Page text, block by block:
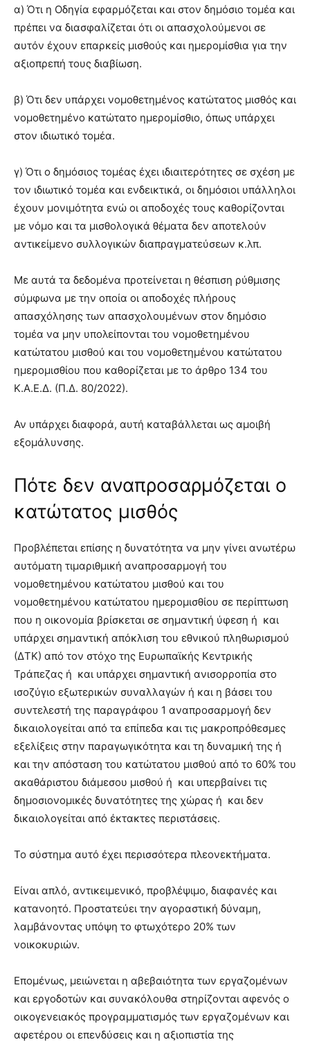
α) Ότι η Οδηγία εφαρμόζεται και στον δημόσιο τομέα και
πρέπει να διασφαλίζεται ότι οι απασχολούμενοι σε
αυτόν έχουν επαρκείς μισθούς και ημερομίσθια για την
αξιοπρεπή τους διαβίωση.
β) Ότι δεν υπάρχει νομοθετημένος κατώτατος μισθός και
νομοθετημένο κατώτατο ημερομίσθιο, όπως υπάρχει
στον ιδιωτικό τομέα.
γ) Ότι ο δημόσιος τομέας έχει ιδιαιτερότητες σε σχέση με
τον ιδιωτικό τομέα και ενδεικτικά, οι δημόσιοι υπάλληλοι
έχουν μονιμότητα ενώ οι αποδοχές τους καθορίζονται
με νόμο και τα μισθολογικά θέματα δεν αποτελούν
αντικείμενο συλλογικών διαπραγματεύσεων κ.λπ.
Με αυτά τα δεδομένα προτείνεται η θέσπιση ρύθμισης
σύμφωνα με την οποία οι αποδοχές πλήρους
απασχόλησης των απασχολουμένων στον δημόσιο
τομέα να μην υπολείπονται του νομοθετημένου
κατώτατου μισθού και του νομοθετημένου κατώτατου
ημερομισθίου που καθορίζεται με το άρθρο 134 του
Κ.Α.Ε.Δ. (Π.Δ. 80/2022).
Αν υπάρχει διαφορά, αυτή καταβάλλεται ως αμοιβή
εξομάλυνσης.
Πότε δεν αναπροσαρμόζεται ο
κατώτατος μισθός
Προβλέπεται επίσης η δυνατότητα να μην γίνει ανωτέρω
αυτόματη τιμαριθμική αναπροσαρμογή του
νομοθετημένου κατώτατου μισθού και του
νομοθετημένου κατώτατου ημερομισθίου σε περίπτωση
που η οικονομία βρίσκεται σε σημαντική ύφεση ή και
υπάρχει σημαντική απόκλιση του εθνικού πληθωρισμού
(ΔΤΚ) από τον στόχο της Ευρωπαϊκής Κεντρικής
Τράπεζας ή και υπάρχει σημαντική ανισορροπία στο
ισοζύγιο εξωτερικών συναλλαγών ή και η βάσει του
συντελεστή της παραγράφου 1 αναπροσαρμογή δεν
δικαιολογείται από τα επίπεδα και τις μακροπρόθεσμες
εξελίξεις στην παραγωγικότητα και τη δυναμική της ή
και την απόσταση του κατώτατου μισθού από το 60% του
ακαθάριστου διάμεσου μισθού ή και υπερβαίνει τις
δημοσιονομικές δυνατότητες της χώρας ή και δεν
δικαιολογείται από έκτακτες περιστάσεις.
Το σύστημα αυτό έχει περισσότερα πλεονεκτήματα.
Είναι απλό, αντικειμενικό, προβλέψιμο, διαφανές και
κατανοητό. Προστατεύει την αγοραστική δύναμη,
λαμβάνοντας υπόψη το φτωχότερο 20% των
νοικοκυριών.
Επομένως, μειώνεται η αβεβαιότητα των εργαζομένων
και εργοδοτών και συνακόλουθα στηρίζονται αφενός ο
οικογενειακός προγραμματισμός των εργαζομένων και
αφετέρου οι επενδύσεις και η αξιοπιστία της